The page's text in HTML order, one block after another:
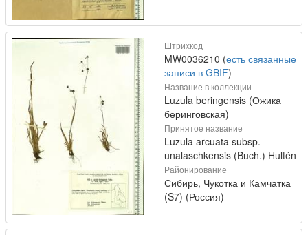
Штрихкод
MW0036210 (есть связанные
записи в GBIF)
Название в коллекции
Luzula beringensis (Ожика
беринговская)
Принятое название
Luzula arcuata subsp.
unalaschkensis (Buch.) Hultén
Районирование
Сибирь, Чукотка и Камчатка
(S7) (Россия)